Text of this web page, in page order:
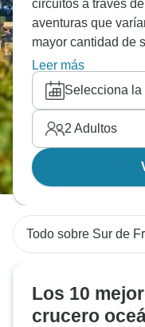
circuitos a través
aventuras que
mayor cantidad de
también la época
Leer más
Selecciona la
2 Adultos
Todo sobre Sur de
Los 10
crucero